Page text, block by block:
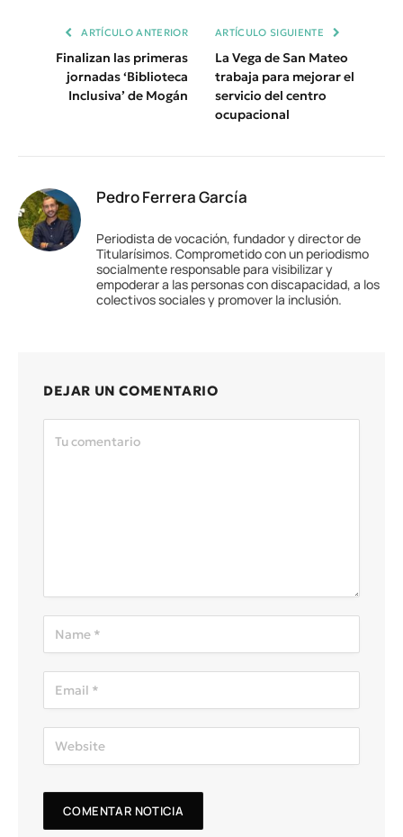
ARTÍCULO ANTERIOR
Finalizan las primeras
jornadas ‘Biblioteca
Inclusiva’ de Mogán
ARTÍCULO SIGUIENTE
La Vega de San Mateo
trabaja para mejorar el
servicio del centro
ocupacional
Pedro Ferrera García
Periodista de vocación, fundador y director de
Titularísimos. Comprometido con un periodismo
socialmente responsable para visibilizar y
empoderar a las personas con discapacidad, a los
colectivos sociales y promover la inclusión.
DEJAR UN COMENTARIO